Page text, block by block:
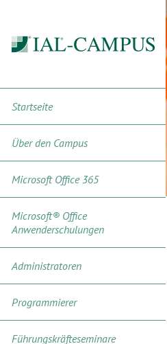
Startseite
Über den Campus
Microsoft Office 365
Microsoft® Office
Anwenderschulungen
Administratoren
Programmierer
Führungskräfteseminare